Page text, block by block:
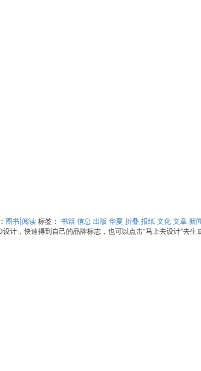
图书|阅读 标签： 书籍 信息 出版 华夏 折叠 报纸 文化 文章 新
计，快速得到自己的品牌标志，也可以点击“马上去设计”去生